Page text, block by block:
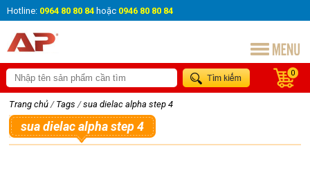
Hotline: 0964 80 80 84 hoặc 0946 80 80 84
0
Trang chủ / Tags / sua dielac alpha step 4
sua dielac alpha step 4